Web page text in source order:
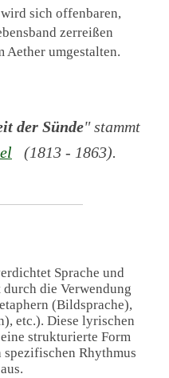
sich offenbaren,
zerreißen
Aether umgestalten.
der Sünde" stammt
(1813 - 1863).
Sprache und
die Verwendung
(Bildsprache),
etc.). Diese lyrischen
strukturierte Form
spezifischen Rhythmus